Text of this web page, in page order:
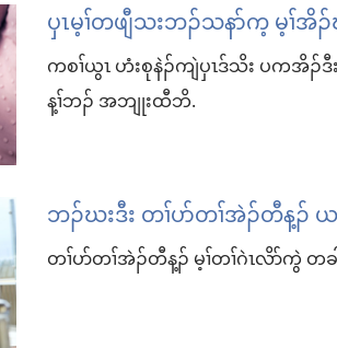
ပှၤမ့ၢ်တဖျီသးဘၣ်သနာ်က့ မ့ၢ်
ကစၢ်ယွၤ ဟံးစုနဲၣ်ကျဲပှၤဒ်သိး ပကအိၣ်
န့ၢ်ဘၣ်​ အဘျုးထီဘိ.
ဘၣ်ဃးဒီး တၢ်ပာ်တၢ်အဲၣ်တီန့
တၢ်ပာ်တၢ်အဲၣ်တီန့ၣ် မ့ၢ်တၢ်ဂဲၤလိာ်ကွဲ တခ